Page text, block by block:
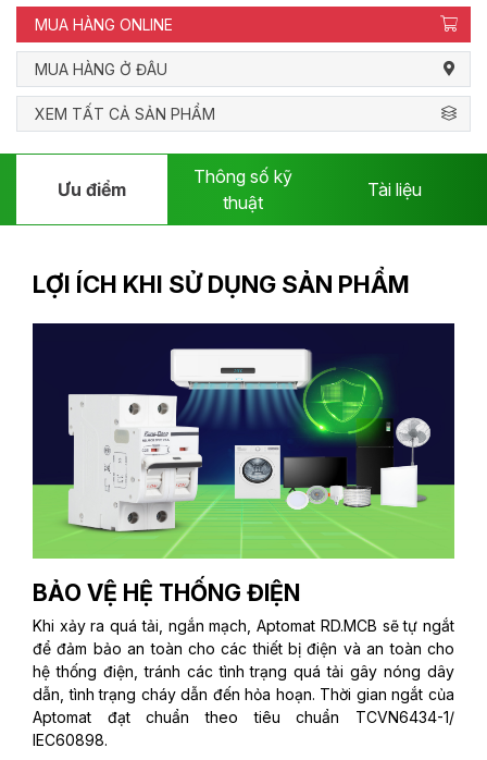
MUA HÀNG ONLINE
MUA HÀNG Ở ĐÂU
XEM TẤT CẢ SẢN PHẨM
Ưu điểm
Thông số kỹ
thuật
Tài liệu
LỢI ÍCH KHI SỬ DỤNG SẢN PHẨM
BẢO VỆ HỆ THỐNG ĐIỆN
Khi xảy ra quá tải, ngắn mạch, Aptomat RD.MCB sẽ tự ngắt
để đảm bảo an toàn cho các thiết bị điện và an toàn cho
hệ thống điện, tránh các tình trạng quá tải gây nóng dây
dẫn, tình trạng cháy dẫn đến hỏa hoạn. Thời gian ngắt của
Aptomat đạt chuẩn theo tiêu chuẩn TCVN6434-1/
IEC60898.